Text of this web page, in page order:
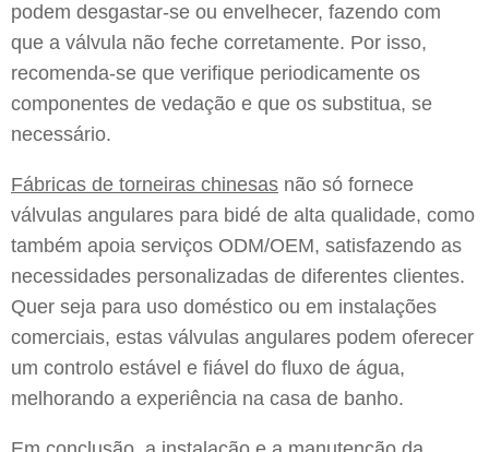
podem desgastar-se ou envelhecer, fazendo com
que a válvula não feche corretamente. Por isso,
recomenda-se que verifique periodicamente os
componentes de vedação e que os substitua, se
necessário.
Fábricas de torneiras chinesas não só fornece
válvulas angulares para bidé de alta qualidade, como
também apoia serviços ODM/OEM, satisfazendo as
necessidades personalizadas de diferentes clientes.
Quer seja para uso doméstico ou em instalações
comerciais, estas válvulas angulares podem oferecer
um controlo estável e fiável do fluxo de água,
melhorando a experiência na casa de banho.